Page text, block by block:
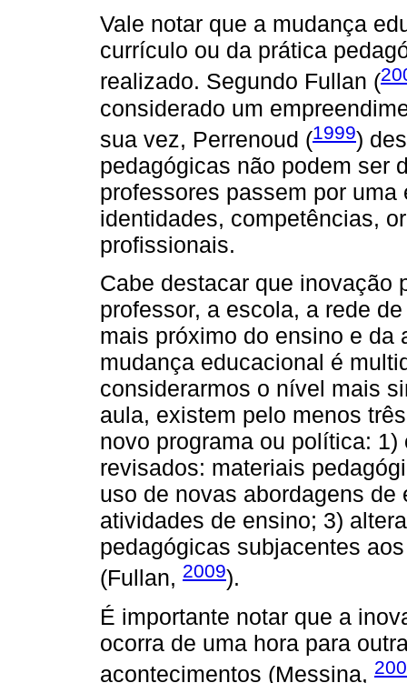
Vale notar que a mudança
currículo ou da prática
realizado. Segundo Fullan (
considerado um
sua vez, Perrenoud (1999)
pedagógicas não podem ser
professores passem por
identidades, competências,
profissionais.
Cabe destacar que inovação
professor, a escola, a rede
mais próximo do ensino e da
mudança educacional é
considerarmos o nível mais
aula, existem pelo menos
novo programa ou política:
revisados: materiais
uso de novas abordagens
atividades de ensino; 3)
pedagógicas subjacentes
(Fullan, 2009).
É importante notar que a
ocorra de uma hora para
acontecimentos (Messina,